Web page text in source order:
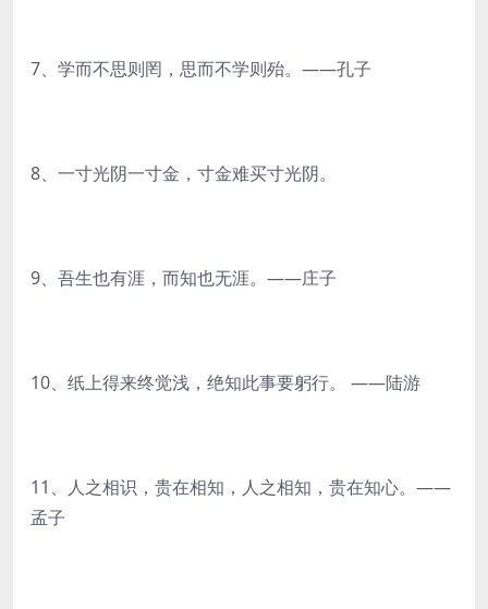
7、学而不思则罔，思而不学则殆。——孔子
8、一寸光阴一寸金，寸金难买寸光阴。
9、吾生也有涯，而知也无涯。——庄子
10、纸上得来终觉浅，绝知此事要躬行。 ——陆游
11、人之相识，贵在相知，人之相知，贵在知心。——
孟子